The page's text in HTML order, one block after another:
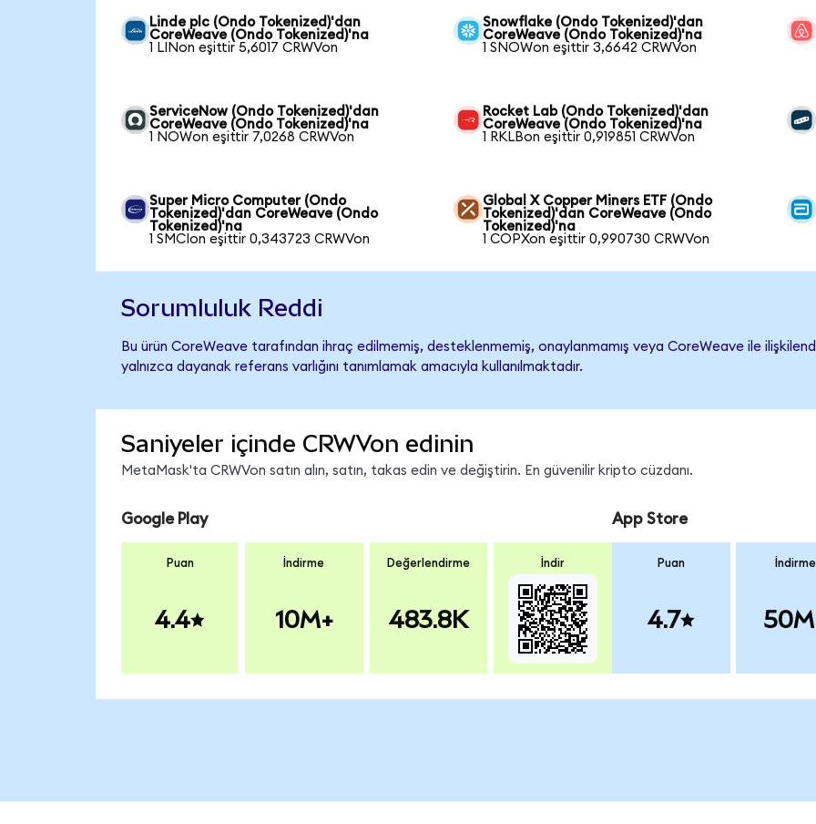
Linde plc (Ondo Tokenized)'dan
CoreWeave (Ondo Tokenized)'na
1 LINon eşittir 5,6017 CRWVon
Snowflake (Ondo Tokenized)'dan
CoreWeave (Ondo Tokenized)'na
1 SNOWon eşittir 3,6642 CRWVon
ServiceNow (Ondo Tokenized)'dan
CoreWeave (Ondo Tokenized)'na
1 NOWon eşittir 7,0268 CRWVon
Rocket Lab (Ondo Tokenized)'dan
CoreWeave (Ondo Tokenized)'na
1 RKLBon eşittir 0,919851 CRWVon
Super Micro Computer (Ondo
Tokenized)'dan CoreWeave (Ondo
Tokenized)'na
1 SMCIon eşittir 0,343723 CRWVon
Global X Copper Miners ETF (Ondo
Tokenized)'dan CoreWeave (Ondo
Tokenized)'na
1 COPXon eşittir 0,990730 CRWVon
Sorumluluk Reddi
Bu ürün CoreWeave tarafından ihraç edilmemiş, desteklenmemiş, onaylanmamış veya CoreWeave ile
yalnızca dayanak referans varlığını tanımlamak amacıyla kullanılmaktadır.
Saniyeler içinde CRWVon edinin
MetaMask'ta CRWVon satın alın, satın, takas edin ve değiştirin. En güvenilir kripto cüzdanı.
Google Play
Puan
4.4
İndirme
10M+
Değerlendirme
483.8K
İndir
App Store
Puan
4.7
İndirme